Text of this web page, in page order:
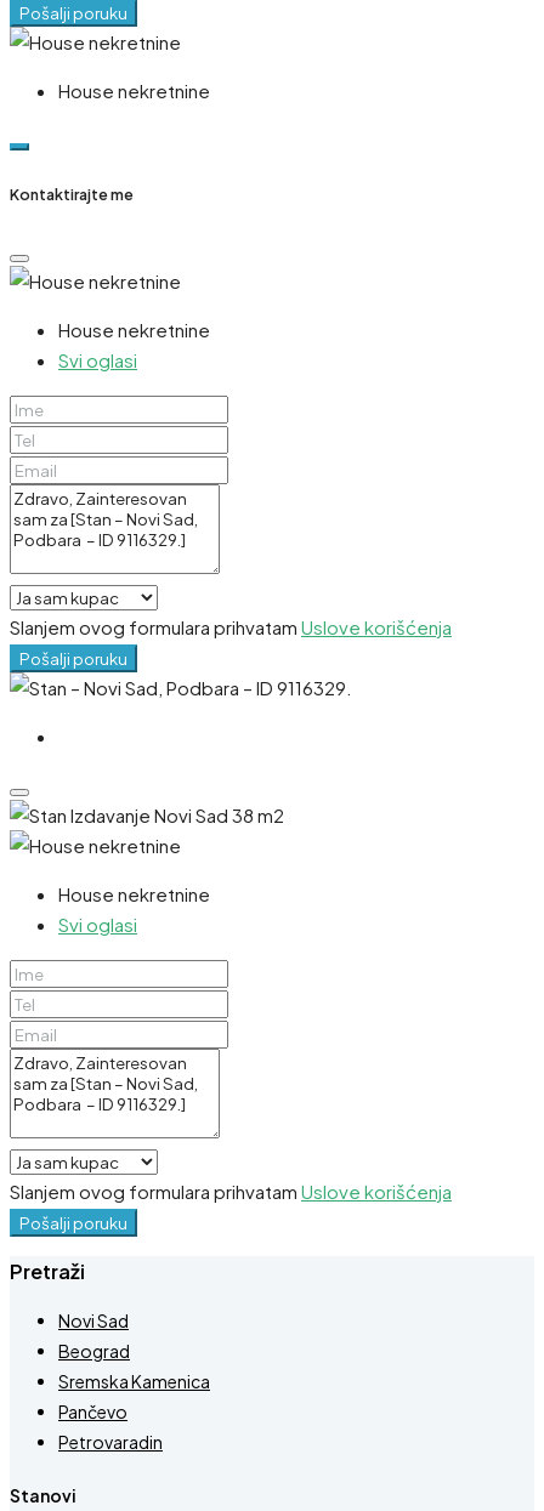
Pošalji poruku
House nekretnine
Kontaktirajte me
House nekretnine
Svi oglasi
Slanjem ovog formulara prihvatam Uslove korišćenja
Pošalji poruku
House nekretnine
Svi oglasi
Slanjem ovog formulara prihvatam Uslove korišćenja
Pošalji poruku
Pretraži
Novi Sad
Beograd
Sremska Kamenica
Pančevo
Petrovaradin
Stanovi